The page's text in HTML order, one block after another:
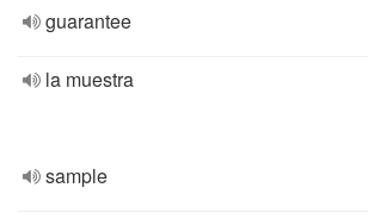
guarantee
la muestra
sample